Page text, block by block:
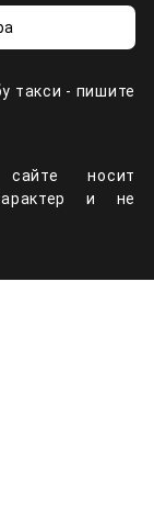
такси - пишите
носит
и не